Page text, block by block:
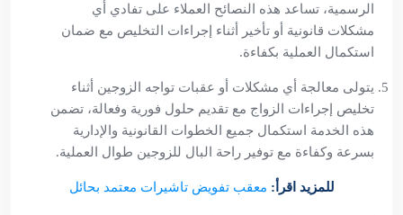
الرسمية، تساعد هذه النصائح العملاء على تفادي أي
مشكلات قانونية أو تأخير أثناء إجراءات التخليص مع ضمان
استكمال العملية بكفاءة.
يتولى معالجة أي مشكلات أو عقبات تواجه الزوجين أثناء
تخليص إجراءات الزواج مع تقديم حلول فورية وفعالة، تضمن
هذه الخدمة استكمال جميع الخطوات القانونية والإدارية
بسرعة وكفاءة مع توفير راحة البال للزوجين طوال العملية.
للمزيد اقرأ: معقب تفويض تاشيرات معتمد بحائل